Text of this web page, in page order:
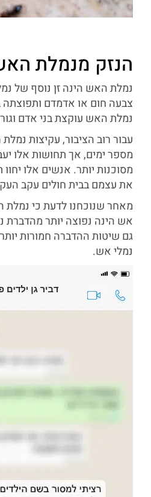
הנזק מנמלת
נמלת האש הינה זן נוסף של
צבעה חום או אדמדם
נמלת האש עוקצת בני אדם
עבור רוב הציבור, עקיצות
מספר ימים, אך תחושות אלו
מסוכנות יותר. אנשים אלו
את עצמם בבית חולים עקב
מאחר שנוכחנו לדעת כי נמלת
אש הינה נפוצה יותר מהדברת
גם שיטות ההדברה חמורות
נמלי אש.